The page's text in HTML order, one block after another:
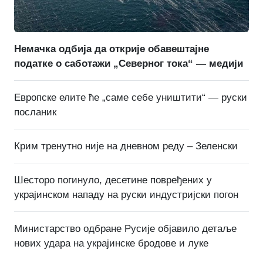
Немачка одбија да открије обавештајне
податке о саботажи „Северног тока“ — медији
Европске елите ће „саме себе уништити“ — руски
посланик
Крим тренутно није на дневном реду – Зеленски
Шесторо погинуло, десетине повређених у
украјинском нападу на руски индустријски погон
Министарство одбране Русије објавило детаље
нових удара на украјинске бродове и луке